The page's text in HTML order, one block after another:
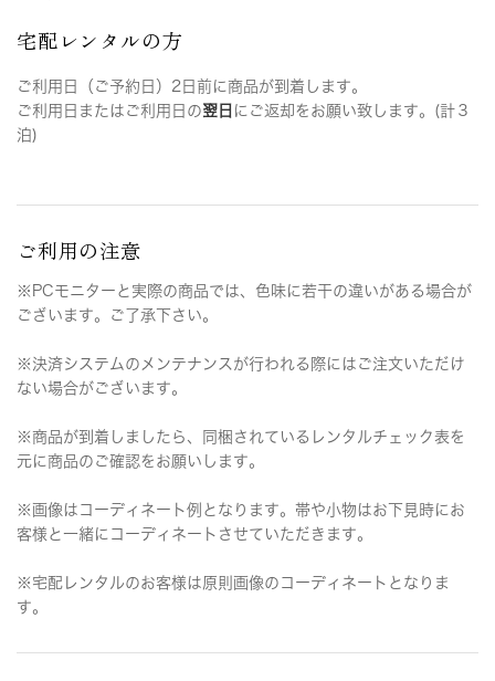
宅配レンタルの方
ご利用日（ご予約日）2日前に商品が到着します。
ご利用日またはご利用日の翌日 にご返却をお願い致します。(計３
泊)
ご利用の注意
※PCモニターと実際の商品では、色味に若干の違いがある場合が
ございます。ご了承下さい。
※決済システムのメンテナンスが行われる際にはご注文いただけ
ない場合がございます。
※商品が到着しましたら、同梱されているレンタルチェック表を
元に商品のご確認をお願いします。
※画像はコーディネート例となります。帯や小物はお下見時にお
客様と一緒にコーディネートさせていただきます。
※宅配レンタルのお客様は原則画像のコーディネートとなりま
す。